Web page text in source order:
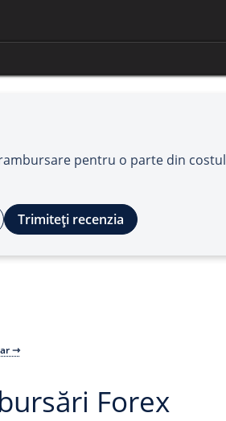
pentru o parte din costul
Trimiteți recenzia
⇾
Forex